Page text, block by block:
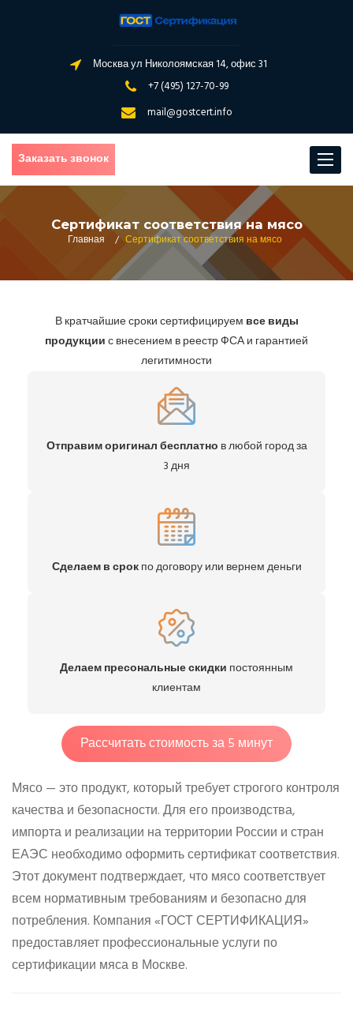
Москва ул Николоямская 14, офис 31
+7 (495) 127-70-99
mail@gostcert.info
Toggle
Заказать звонок
Сертификат соответствия на мясо
Главная
/ Сертификат соответствия на мясо
В кратчайшие сроки сертифицируем все виды
продукциис внесением в реестр ФСА и гарантией
легитимности
Отправим оригинал бесплатно в любой город за
3 дня
Сделаем в срокпо договору или вернем деньги
Делаем пресональные скидки постоянным
клиентам
Рассчитать стоимость за 5 минут
Мясо — это продукт, который требует строгого контроля
качества и безопасности. Для его производства,
импорта и реализации на территории России и стран
ЕАЭС необходимо оформить сертификат соответствия.
Этот документ подтверждает, что мясо соответствует
всем нормативным требованиям и безопасно для
потребления. Компания «ГОСТ СЕРТИФИКАЦИЯ»
предоставляет профессиональные услуги по
сертификации мяса в Москве.